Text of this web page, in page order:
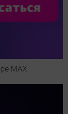
МАХ